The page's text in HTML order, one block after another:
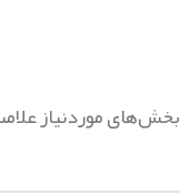
بخش‌های موردنیاز